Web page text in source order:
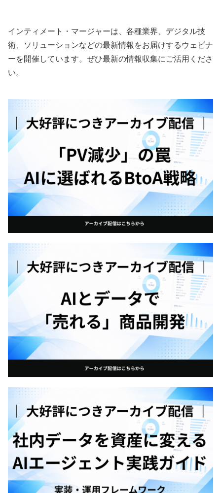
インティメート・マージャーは、各種業界、デジタル技
術、ソリューションなどの最新情報をお届けするウェビナ
ーを開催しています。ぜひ最新の情報収集にご活用くださ
い。